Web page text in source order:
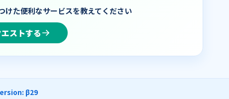
けた便利なサービスを教えてください
エストする
β29